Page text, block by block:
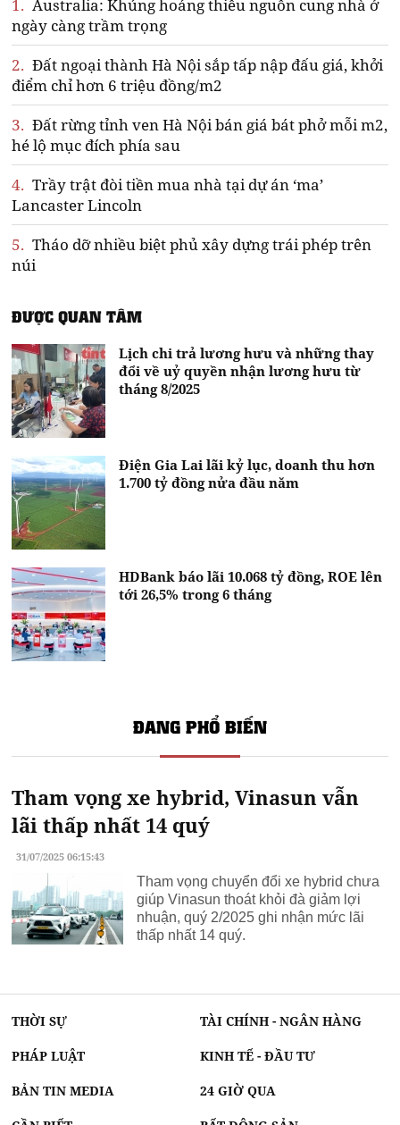
1. Australia: Khủng hoảng thiếu nguồn cung nhà ở
ngày càng trầm trọng
2. Đất ngoại thành Hà Nội sắp tấp nập đấu giá, khởi
điểm chỉ hơn 6 triệu đồng/m2
3. Đất rừng tỉnh ven Hà Nội bán giá bát phở mỗi m2,
hé lộ mục đích phía sau
4. Trầy trật đòi tiền mua nhà tại dự án ‘ma’
Lancaster Lincoln
5. Tháo dỡ nhiều biệt phủ xây dựng trái phép trên
núi
ĐƯỢC QUAN TÂM
Lịch chi trả lương hưu và những thay
đổi về uỷ quyền nhận lương hưu từ
tháng 8/2025
Điện Gia Lai lãi kỷ lục, doanh thu hơn
1.700 tỷ đồng nửa đầu năm
HDBank báo lãi 10.068 tỷ đồng, ROE lên
tới 26,5% trong 6 tháng
ĐANG PHỔ BIẾN
Tham vọng xe hybrid, Vinasun vẫn
lãi thấp nhất 14 quý
31/07/2025 06:15:43
Tham vọng chuyển đổi xe hybrid chưa
giúp Vinasun thoát khỏi đà giảm lợi
nhuận, quý 2/2025 ghi nhận mức lãi
thấp nhất 14 quý.
THỜI SỰ TÀI CHÍNH - NGÂN HÀNG
PHÁP LUẬT KINH TẾ - ĐẦU TƯ
BẢN TIN MEDIA 24 GIỜ QUA